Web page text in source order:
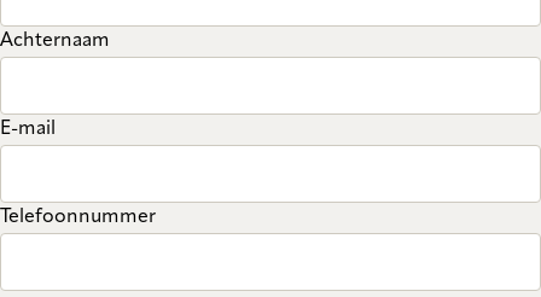
Achternaam
E-mail
Telefoonnummer